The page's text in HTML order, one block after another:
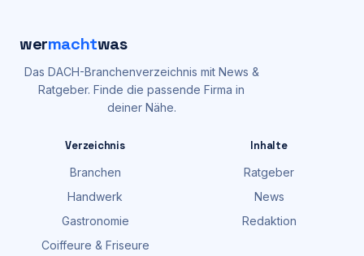
wermachtwas
Das DACH-Branchenverzeichnis mit News &
Ratgeber. Finde die passende Firma in
deiner Nähe.
Verzeichnis
Branchen
Handwerk
Gastronomie
Coiffeure & Friseure
Inhalte
Ratgeber
News
Redaktion